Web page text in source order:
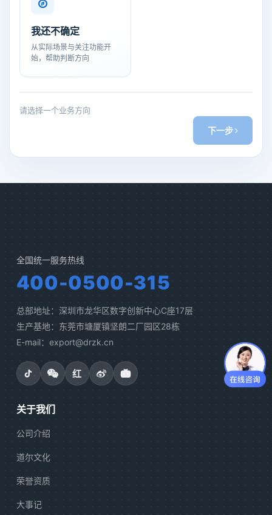
我还不确定
从实际场景与关注功能开
始，帮助判断方向
请选择一个业务方向
下一步
全国统一服务热线
400-0500-315
总部地址：深圳市龙华区数字创新中心C座17层
生产基地：东莞市塘厦镇坚朗二厂园区28栋
E-mail：export@drzk.cn
红
关于我们
公司介绍
道尔文化
荣誉资质
大事记